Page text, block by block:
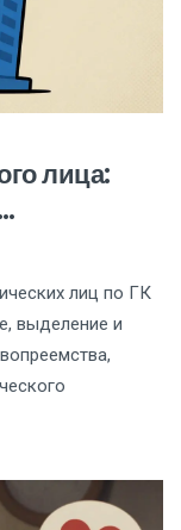
лица:
в 2026
лиц по ГК
выделение и